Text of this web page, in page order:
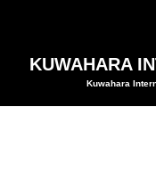
Kuwahara
KUWAHARA